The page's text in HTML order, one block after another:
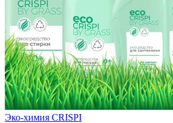
Эко-химия CRISPI